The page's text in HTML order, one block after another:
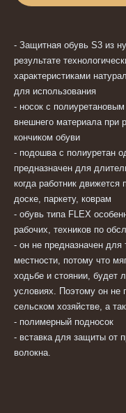
- Защитная обувь S3 из
результате
характеристиками
для использования
- носок с
внешнего материала при
кончиком обуви
- подошва с полиуретан
предназначен для
когда работник движется
доске, паркету, коврам
- обувь типа FLEX
рабочих, техников по
- он не предназначен для
местности, потому что
ходьбе и стоянии, будет
условиях. Поэтому он не
сельском хозяйстве, а
- полимерный подносок
- вставка для защиты от
волокна.